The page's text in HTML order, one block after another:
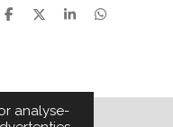
analyse-
D
D
S
D